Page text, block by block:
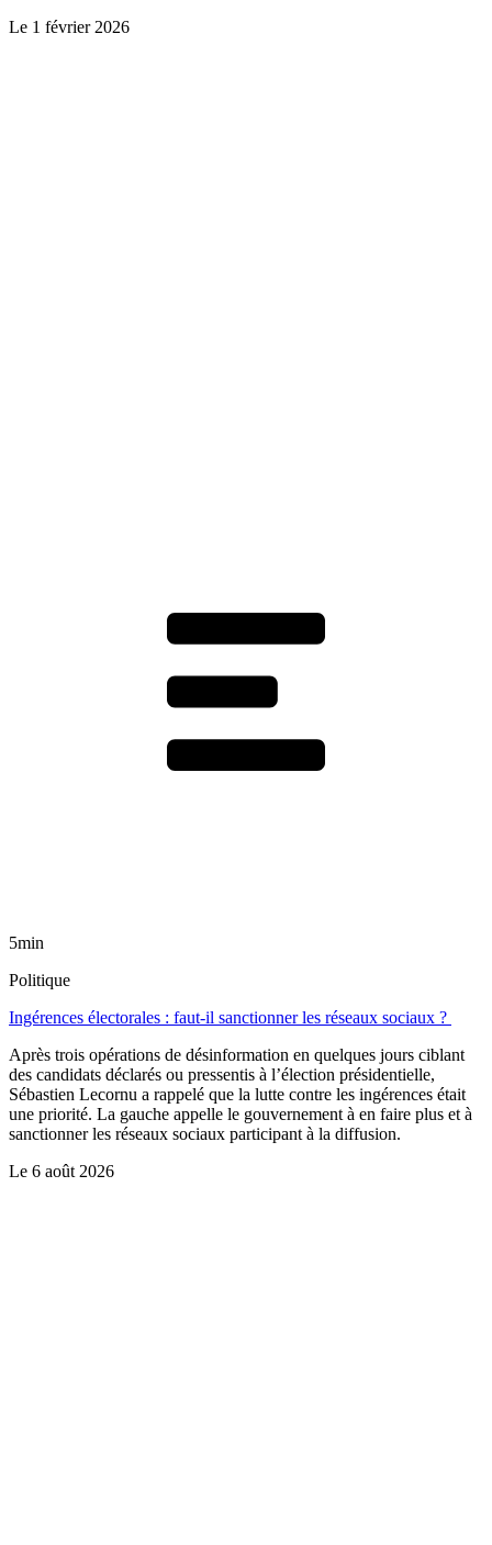
Le 1 février 2026
5min
Politique
Ingérences électorales : faut-il sanctionner les réseaux sociaux ?
Après trois opérations de désinformation en quelques jours ciblant
des candidats déclarés ou pressentis à l’élection présidentielle,
Sébastien Lecornu a rappelé que la lutte contre les ingérences était
une priorité. La gauche appelle le gouvernement à en faire plus et à
sanctionner les réseaux sociaux participant à la diffusion.
Le 6 août 2026